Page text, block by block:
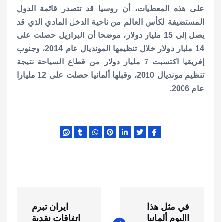
على هذه المعطيات، أن روسيا قد تتصدر قائمة الدول
المستضيفة لكأس العالم من ناحية الدخل المادي الذي قد
يصل إلى 15 مليار دولار، موضحا أن البرازيل حصلت على
14 مليار دولار خلال تنظيمها المونديال عام 2014، وجنوب
إفريقيا اكتسبت 7 مليار دولار من قطاع السياحة نتيجة
تنظيم مونديال 2010، وقبلها ألمانيا حصلت على 12 مليارا
عام 2006.
في مثل هذا
االيوم ألمانيا
ايران تبرم
اتفاقات نقدية